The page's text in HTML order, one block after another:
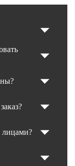
лицами?